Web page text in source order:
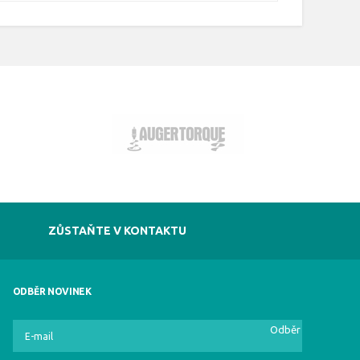
ZŮSTAŇTE V KONTAKTU
ODBĚR NOVINEK
Odběr